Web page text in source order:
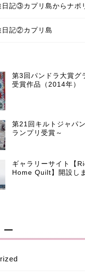
日記③カプリ島からナポ
日記②カプリ島
第3回パンドラ大賞グ
受賞作品（2014年）
第21回キルトジャパ
ランプリ受賞～
ギャラリーサイト【
Home Quilt】開設し